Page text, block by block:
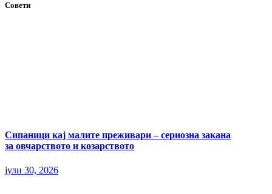
Совети
Сипаници кај малите преживари – сериозна закана
за овчарството и козарството
јули 30, 2026